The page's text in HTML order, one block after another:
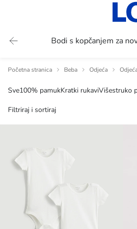
Bodi s kopčanjem za
Početna stranica Beba Odjeća
Sve100% pamukKratki rukaviVišestruko
Filtriraj i sortiraj